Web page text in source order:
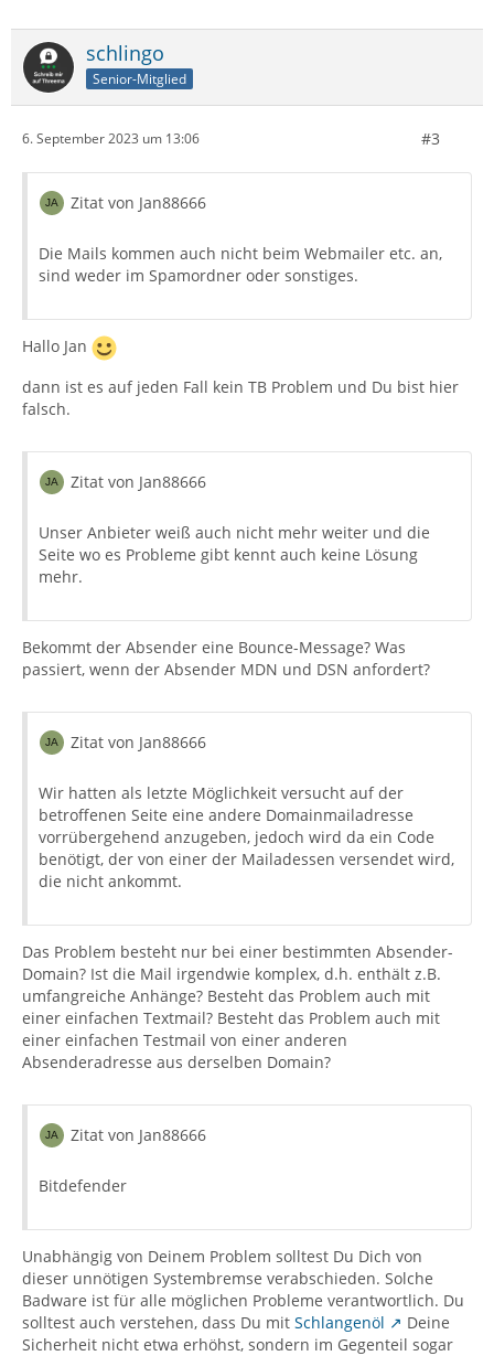
schlingo
Senior-Mitglied
6. September 2023 um 13:06 #3
Zitat von Jan88666
Die Mails kommen auch nicht beim Webmailer etc. an,
sind weder im Spamordner oder sonstiges.
Hallo Jan
dann ist es auf jeden Fall kein TB Problem und Du bist hier
falsch.
Zitat von Jan88666
Unser Anbieter weiß auch nicht mehr weiter und die
Seite wo es Probleme gibt kennt auch keine Lösung
mehr.
Bekommt der Absender eine Bounce-Message? Was
passiert, wenn der Absender MDN und DSN anfordert?
Zitat von Jan88666
Wir hatten als letzte Möglichkeit versucht auf der
betroffenen Seite eine andere Domainmailadresse
vorrübergehend anzugeben, jedoch wird da ein Code
benötigt, der von einer der Mailadessen versendet wird,
die nicht ankommt.
Das Problem besteht nur bei einer bestimmten Absender-
Domain? Ist die Mail irgendwie komplex, d.h. enthält z.B.
umfangreiche Anhänge? Besteht das Problem auch mit
einer einfachen Textmail? Besteht das Problem auch mit
einer einfachen Testmail von einer anderen
Absenderadresse aus derselben Domain?
Zitat von Jan88666
Bitdefender
Unabhängig von Deinem Problem solltest Du Dich von
dieser unnötigen Systembremse verabschieden. Solche
Badware ist für alle möglichen Probleme verantwortlich. Du
solltest auch verstehen, dass Du mit Schlangenöl
Deine
Sicherheit nicht etwa erhöhst, sondern im Gegenteil sogar